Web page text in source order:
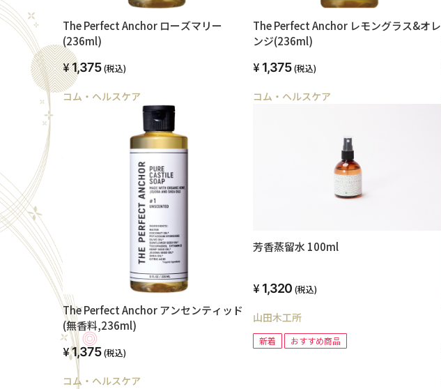
The Perfect Anchor ローズマリー
(236ml)
1,375 (税込)
コム・ヘルスケア
The Perfect Anchor レモングラス&オレ
ンジ(236ml)
1,375 (税込)
コム・ヘルスケア
The Perfect Anchor アンセンティッド
(無香料,236ml)
1,375 (税込)
コム・ヘルスケア
芳香蒸留水 100ml
1,320 (税込)
山田木工所
新着 おすすめ商品